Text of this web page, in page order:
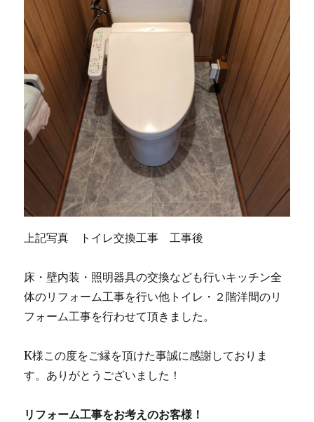
上記写真 トイレ交換工事 工事後
床・壁内装・照明器具の交換なども行いキッチン全
体のリフォーム工事を行い他トイレ・２階洋間のリ
フォーム工事を行わせて頂きました。
K様この度をご縁を頂けた事誠に感謝しておりま
す。ありがとうございました！
リフォーム工事をお考えのお客様！